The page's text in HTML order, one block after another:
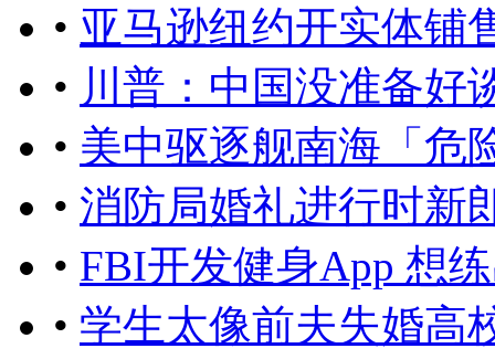
• 亚马逊纽约开实体铺
• 川普：中国没准备好
• 美中驱逐舰南海「危
• 消防局婚礼进行时新
• FBI开发健身App 想
• 学生太像前夫失婚高